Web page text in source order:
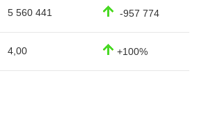
5 560 441 -957 774
4,00 +100%